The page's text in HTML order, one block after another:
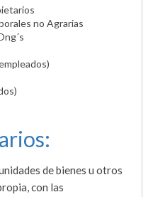
no Agrarias
de bienes u otros
con las